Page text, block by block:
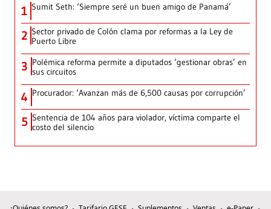
1 Sumit Seth: ‘Siempre seré un buen amigo de Panamá’
2 Sector privado de Colón clama por reformas a la Ley de
Puerto Libre
3 Polémica reforma permite a diputados ‘gestionar obras’ en
sus circuitos
4 Procurador: ‘Avanzan más de 6,500 causas por corrupción’
5 Sentencia de 104 años para violador, víctima comparte el
costo del silencio